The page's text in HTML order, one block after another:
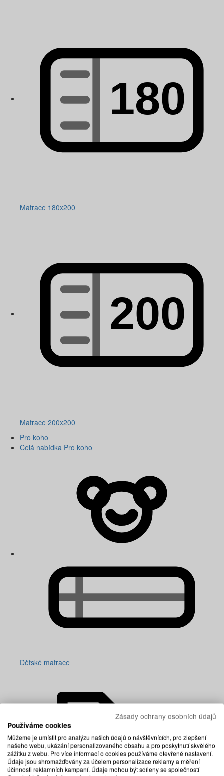
Matrace 180x200
Matrace 200x200
Pro koho
Celá nabídka Pro koho
Dětské matrace
Zásady ochrany osobních údajů
Používáme cookies
Můžeme je umístit pro analýzu našich údajů o návštěvnících, pro zlepšení
našeho webu, ukázání personalizovaného obsahu a pro poskytnutí skvělého
zážitku z webu. Pro více informací o cookies používáme otevřené nastavení.
Údaje jsou shromažďovány za účelem personalizace reklamy a měření
účinnosti reklamních kampaní. Údaje mohou být sdíleny se společností